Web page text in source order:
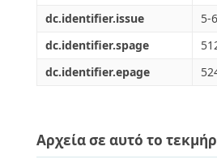
dc.identifier.issue
5-6
dc.identifier.spage
dc.identifier.epage
Αρχεία σε αυτό το